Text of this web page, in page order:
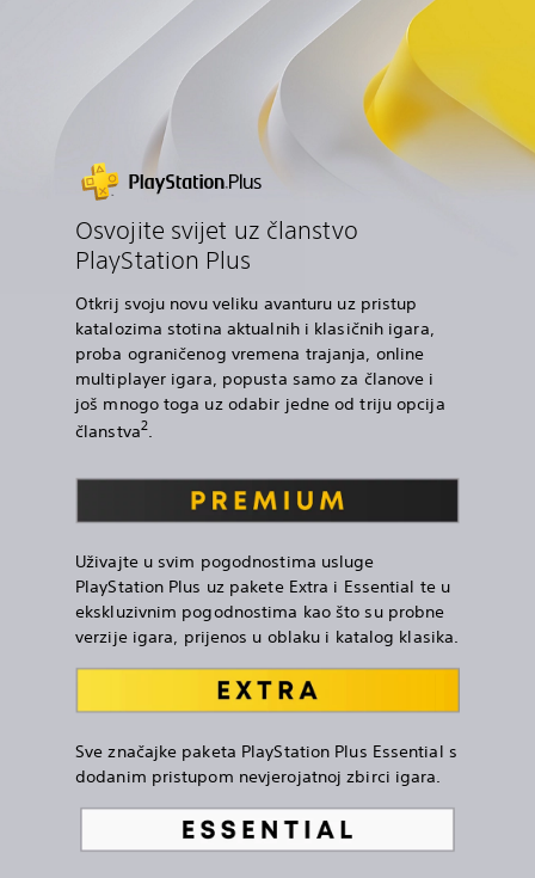
Osvojite svijet uz članstvo
PlayStation Plus
Otkrij svoju novu veliku avanturu uz pristup
katalozima stotina aktualnih i klasičnih igara,
proba ograničenog vremena trajanja, online
multiplayer igara, popusta samo za članove i
još mnogo toga uz odabir jedne od triju opcija
članstva2.
Uživajte u svim pogodnostima usluge
PlayStation Plus uz pakete Extra i Essential te u
ekskluzivnim pogodnostima kao što su probne
verzije igara, prijenos u oblaku i katalog klasika.
Sve značajke paketa PlayStation Plus Essential s
dodanim pristupom nevjerojatnoj zbirci igara.